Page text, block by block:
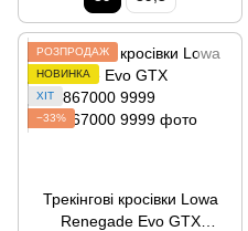
РОЗПРОДАЖ
НОВИНКА
ХІТ
−33%
Трекінгові кросівки Lowa
Renegade Evo GTX